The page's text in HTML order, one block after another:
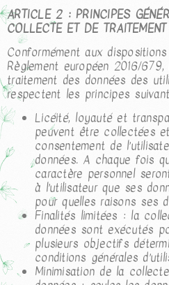
ARTICLE 2 : PRINCIPES
COLLECTE ET DE
Conformément aux
Règlement européen 2016/
traitement des données des
respectent les principes
Licéité, loyauté et
peuvent être collectées
consentement de
données. A chaque fois
caractère personnel
à l’utilisateur que ses
pour quelles raisons ses
Finalités limitées : la
données sont exécutés
plusieurs objectifs
conditions générales
Minimisation de la